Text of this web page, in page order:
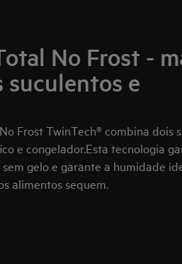
No Frost -
suculentos e
Frost TwinTech® combina dois
e congelador.Esta tecnologia
gelo e garante a humidade
alimentos sequem.